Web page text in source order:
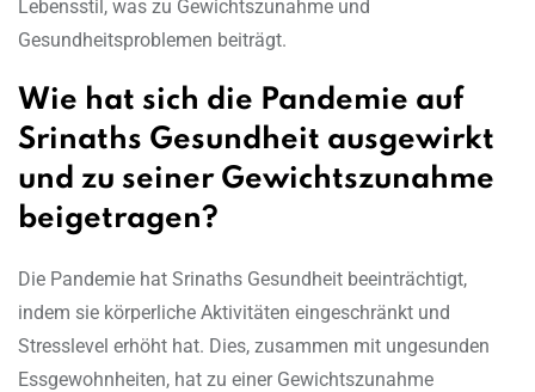
Lebensstil, was zu Gewichtszunahme und
Gesundheitsproblemen beiträgt.
Wie hat sich die Pandemie auf
Srinaths Gesundheit ausgewirkt
und zu seiner Gewichtszunahme
beigetragen?
Die Pandemie hat Srinaths Gesundheit beeinträchtigt,
indem sie körperliche Aktivitäten eingeschränkt und
Stresslevel erhöht hat. Dies, zusammen mit ungesunden
Essgewohnheiten, hat zu einer Gewichtszunahme